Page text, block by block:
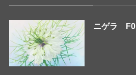
ニゲラ F0